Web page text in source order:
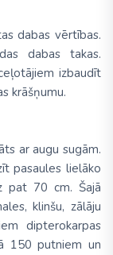
dabas vērtības.
dabas takas.
izbaudīt
krāšņumu.
ar augu sugām.
pasaules lielāko
pat 70 cm. Šajā
klinšu, zālāju
dipterokarpas
150 putniem un